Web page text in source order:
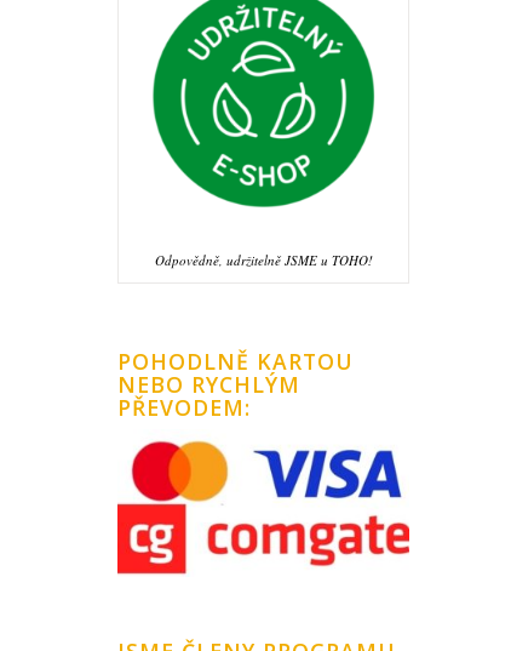
Odpovědně, udržitelně JSME u TOHO!
POHODLNĚ KARTOU
NEBO RYCHLÝM
PŘEVODEM: